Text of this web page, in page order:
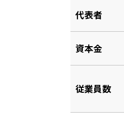
代表者
資本金
従業員数